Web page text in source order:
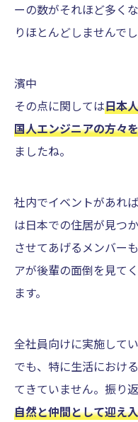
ーの数がそれほど多く
りほとんどしませんでし
濱中
その点に関しては日本
国人エンジニアの方々
ましたね。
社内でイベントがあれ
は日本での住居が見つ
させてあげるメンバー
アが後輩の面倒を見て
ます。
全社員向けに実施して
でも、特に生活におけ
てきていません。振り返
自然と仲間として迎え